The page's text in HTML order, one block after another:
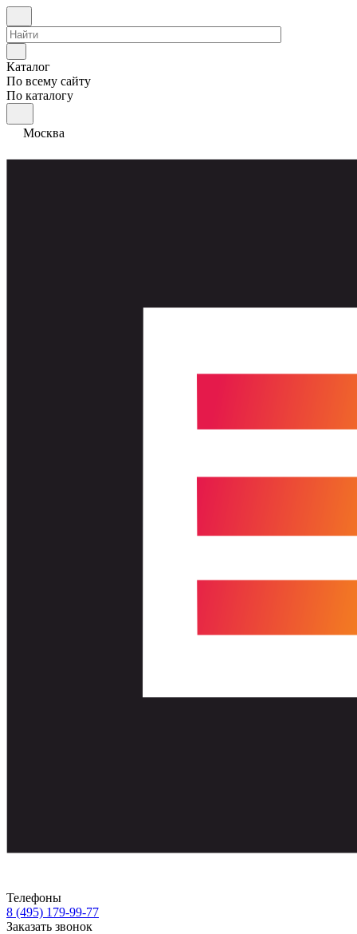
Каталог
По всему сайту
По каталогу
Москва
Телефоны
8 (495) 179-99-77
Заказать звонок